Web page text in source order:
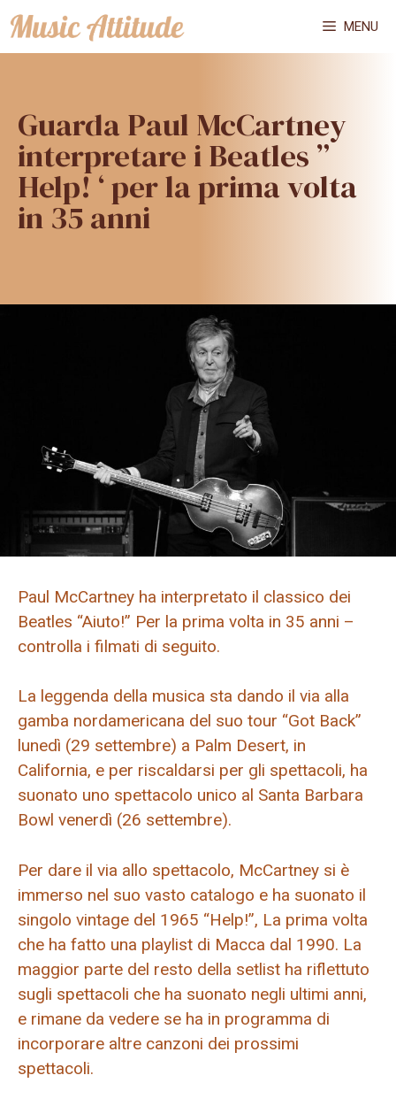
Vai
al
MENU
Guarda Paul McCartney
interpretare i Beatles ”
Help! ‘ per la prima volta
in 35 anni
Paul McCartney ha interpretato il classico dei
Beatles “Aiuto!” Per la prima volta in 35 anni –
controlla i filmati di seguito.
La leggenda della musica sta dando il via alla
gamba nordamericana del suo tour “Got Back”
lunedì (29 settembre) a Palm Desert, in
California, e per riscaldarsi per gli spettacoli, ha
suonato uno spettacolo unico al Santa Barbara
Bowl venerdì (26 settembre).
Per dare il via allo spettacolo, McCartney si è
immerso nel suo vasto catalogo e ha suonato il
singolo vintage del 1965 “Help!”, La prima volta
che ha fatto una playlist di Macca dal 1990. La
maggior parte del resto della setlist ha riflettuto
sugli spettacoli che ha suonato negli ultimi anni,
e rimane da vedere se ha in programma di
incorporare altre canzoni dei prossimi
spettacoli.